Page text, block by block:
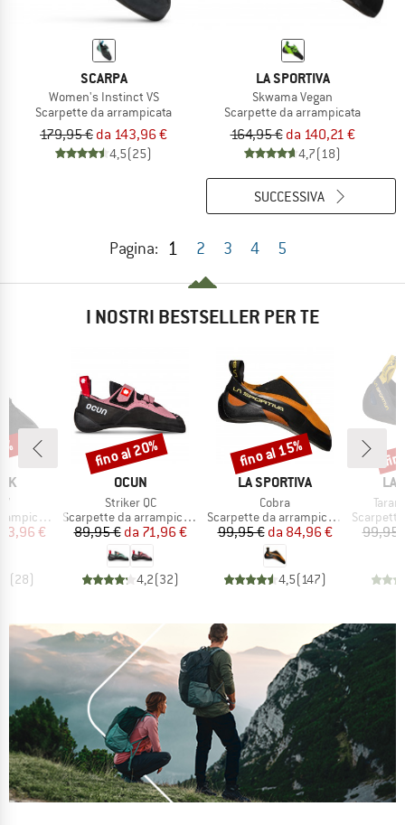
SCARPA
Women's Instinct VS
Scarpette da arrampicata
179,95 € da 143,96 €
4,5(25)
LA SPORTIVA
Skwama Vegan
Scarpette da arrampicata
164,95 € da 140,21 €
4,7(18)
Pagina: 1 2 3 4 5
SUCCESSIVA
I NOSTRI BESTSELLER PER TE
ridotto
83,96 €
(28)
MARCHIO
OCUN
Articolo
Striker QC
Gruppo di prodotti
Scarpette da arrampicata
Prezzo
89,95 € Prezzo ridotto
da 71,96 €
4,2(32)
Sconto
fino al 20%
MARCHIO
LA SPORTIVA
Articolo
Cobra
Gruppo di prodotti
Scarpette da arrampicata
Prezzo
99,95 € Prezzo ridotto
da 84,96 €
4,5( 147)
Sconto
fino al 15%
LA
Gruppo
Scarpette
99,95